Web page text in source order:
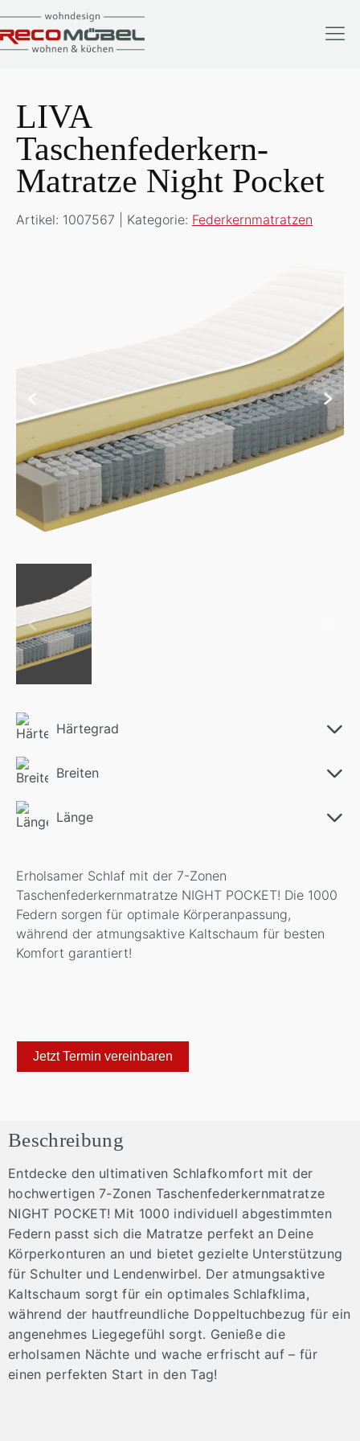
LIVA
Taschenfederkern-
Matratze Night Pocket
Artikel: 1007567 | Kategorie: Federkernmatratzen
Härtegrad
Breiten
Länge
Erholsamer Schlaf mit der 7-Zonen
Taschenfederkernmatratze NIGHT POCKET! Die 1000
Federn sorgen für optimale Körperanpassung,
während der atmungsaktive Kaltschaum für besten
Komfort garantiert!
Jetzt Termin vereinbaren
Beschreibung
Entdecke den ultimativen Schlafkomfort mit der
hochwertigen 7-Zonen Taschenfederkernmatratze
NIGHT POCKET! Mit 1000 individuell abgestimmten
Federn passt sich die Matratze perfekt an Deine
Körperkonturen an und bietet gezielte Unterstützung
für Schulter und Lendenwirbel. Der atmungsaktive
Kaltschaum sorgt für ein optimales Schlafklima,
während der hautfreundliche Doppeltuchbezug für ein
angenehmes Liegegefühl sorgt. Genieße die
erholsamen Nächte und wache erfrischt auf – für
einen perfekten Start in den Tag!